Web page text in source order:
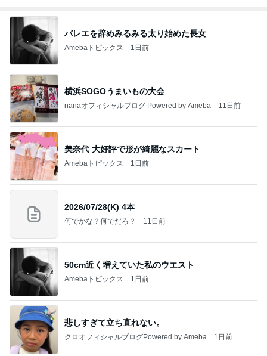
バレエを辞めみるみる太り始めた長女
Amebaトピックス 1日前
横浜SOGOうまいもの大会
nanaオフィシャルブログ Powered by Ameba 11日前
美奈代 大好評で形が綺麗なスカート
Amebaトピックス 1日前
2026/07/28(K) 4本
何でかな？何でだろ？ 11日前
50cm近く増えていた私のウエスト
Amebaトピックス 1日前
悲しすぎて立ち直れない。
クロオフィシャルブログPowered by Ameba 1日前